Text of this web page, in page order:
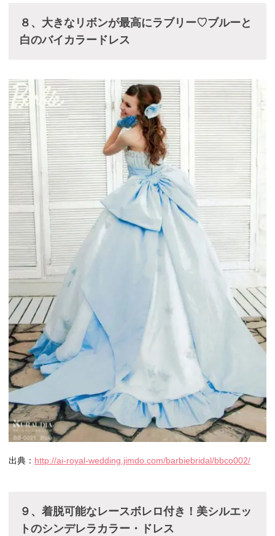
８、大きなリボンが最高にラブリー♡ブルーと
白のバイカラードレス
出典： http://ai-royal-wedding.jimdo.com/barbiebridal/bbco002/
９、着脱可能なレースボレロ付き！美シルエッ
トのシンデレラカラー・ドレス